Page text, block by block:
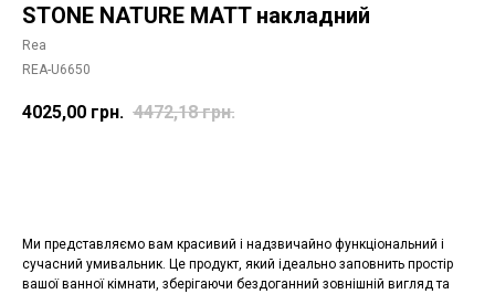
STONE NATURE MATT накладний
Rea
REA-U6650
4025,00 грн. 4472,18 грн.
Ми представляємо вам красивий і надзвичайно функціональний і
сучасний умивальник. Це продукт, який ідеально заповнить простір
вашої ванної кімнати, зберігаючи бездоганний зовнішній вигляд та